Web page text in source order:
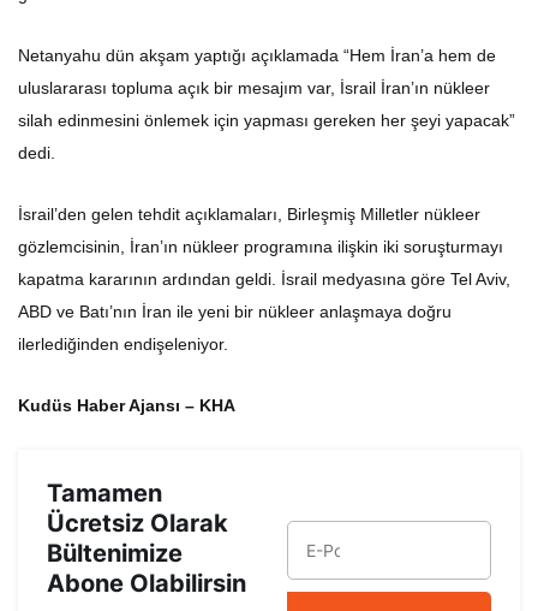
Netanyahu dün akşam yaptığı açıklamada “Hem İran’a hem de
uluslararası topluma açık bir mesajım var, İsrail İran’ın nükleer
silah edinmesini önlemek için yapması gereken her şeyi yapacak”
dedi.
İsrail’den gelen tehdit açıklamaları, Birleşmiş Milletler nükleer
gözlemcisinin, İran’ın nükleer programına ilişkin iki soruşturmayı
kapatma kararının ardından geldi. İsrail medyasına göre Tel Aviv,
ABD ve Batı’nın İran ile yeni bir nükleer anlaşmaya doğru
ilerlediğinden endişeleniyor.
Kudüs Haber Ajansı – KHA
Tamamen
Ücretsiz Olarak
Bültenimize
Abone Olabilirsin